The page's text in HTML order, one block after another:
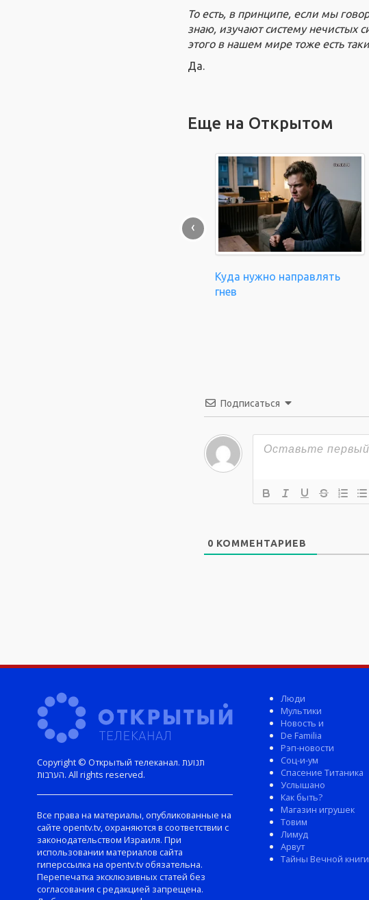
То есть, в принципе, если мы
знаю, изучают систему нечистых
этого в нашем мире тоже есть
Да.
Еще на Открытом
Куда нужно направлять
гнев
‹
Подписаться
0 КОММЕНТАРИЕВ
Copyright © Открытый телеканал. תנועת
הערבות. All rights reserved.
Все права на материалы, опубликованные на
сайте opentv.tv, охраняются в соответствии с
законодательством Израиля. При
использовании материалов сайта
гиперссылка на opentv.tv обязательна.
Перепечатка эксклюзивных статей без
согласования с редакцией запрещена.
Люди
Мультики
Новость и
De Familia
Рэп-новости
Соц-и-ум
Спасение Титаника
Услышано
Как быть?
Магазин игрушек
Товим
Лимуд
Арвут
Тайны Вечной книги